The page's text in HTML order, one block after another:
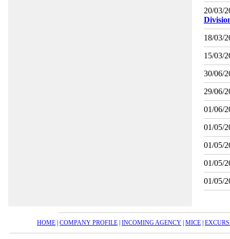
20/03/
18/03/
15/03/
30/06/
29/06/
01/06/
01/05/
01/05/
01/05/
01/05/
HOME COMPANY PROFILE INCOMING AGENCY MICE